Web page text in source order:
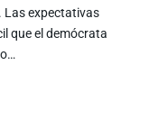
Las expectativas
que el demócrata